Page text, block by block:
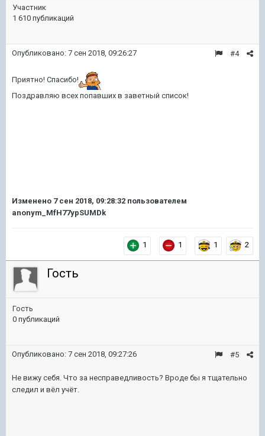
Участник
1 610 публикаций
#4
Опубликовано: 7 сен 2018, 09:26:27
Приятно! Спасибо!
Поздравляю всех попавших в заветный список!
Изменено 7 сен 2018, 09:28:32 пользователем
anonym_MfH77ypSUMDk
1 1 1 2
Гость
Гость
0 публикаций
#5
Опубликовано: 7 сен 2018, 09:27:26
Не вижу себя. Что за несправедливость? Вроде бы я тщательно
следил и вёл учёт.